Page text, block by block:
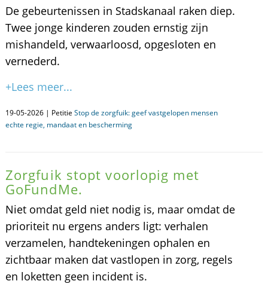
De gebeurtenissen in Stadskanaal raken diep.
Twee jonge kinderen zouden ernstig zijn
mishandeld, verwaarloosd, opgesloten en
vernederd.
+Lees meer...
19-05-2026 | Petitie Stop de zorgfuik: geef vastgelopen mensen
echte regie, mandaat en bescherming
Zorgfuik stopt voorlopig met
GoFundMe.
Niet omdat geld niet nodig is, maar omdat de
prioriteit nu ergens anders ligt: verhalen
verzamelen, handtekeningen ophalen en
zichtbaar maken dat vastlopen in zorg, regels
en loketten geen incident is.